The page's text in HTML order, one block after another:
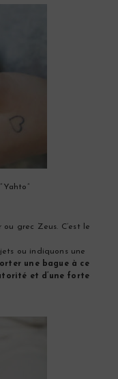
grec Zeus. C’est le
ou indiquons une
une bague à ce
et d’une forte